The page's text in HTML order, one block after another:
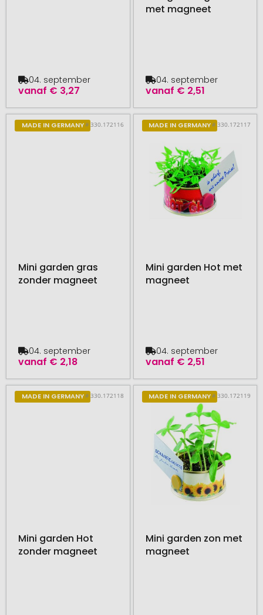
vanaf € 3,27
04. september
met magneet
vanaf € 2,51
04. september
MADE IN GERMANY# 330.172116
Mini garden gras
zonder magneet
vanaf € 2,18
04. september
MADE IN GERMANY# 330.172117
Mini garden Hot met
magneet
vanaf € 2,51
04. september
MADE IN GERMANY# 330.172118
Mini garden Hot
zonder magneet
MADE IN GERMANY# 330.172119
Mini garden zon met
magneet